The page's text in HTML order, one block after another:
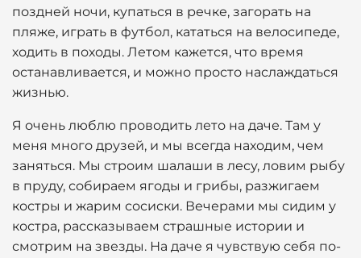
поздней ночи, купаться в речке, загорать на
пляже, играть в футбол, кататься на велосипеде,
ходить в походы. Летом кажется, что время
останавливается, и можно просто наслаждаться
жизнью.
Я очень люблю проводить лето на даче. Там у
меня много друзей, и мы всегда находим, чем
заняться. Мы строим шалаши в лесу, ловим рыбу
в пруду, собираем ягоды и грибы, разжигаем
костры и жарим сосиски. Вечерами мы сидим у
костра, рассказываем страшные истории и
смотрим на звезды. На даче я чувствую себя по-